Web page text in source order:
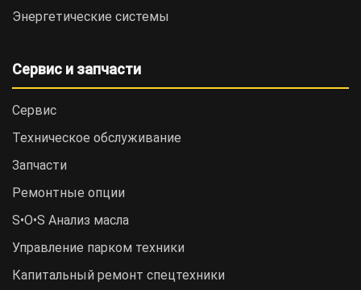
Энергетические системы
Сервис и запчасти
Сервис
Техническое обслуживание
Запчасти
Ремонтные опции
S•O•S Анализ масла
Управление парком техники
Капитальный ремонт спецтехники